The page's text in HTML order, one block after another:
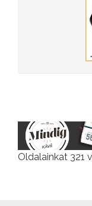
Oldalainkat 321